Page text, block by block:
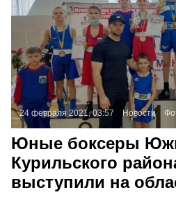
24 февраля 2021, 03:57 Новости
Юные боксеры
Курильского
выступили на